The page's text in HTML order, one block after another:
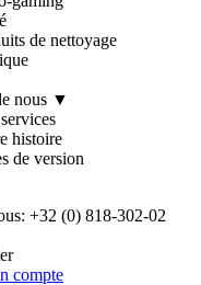
de nettoyage
nous ▼
histoire
de version
+32 (0) 818-302-02
compte